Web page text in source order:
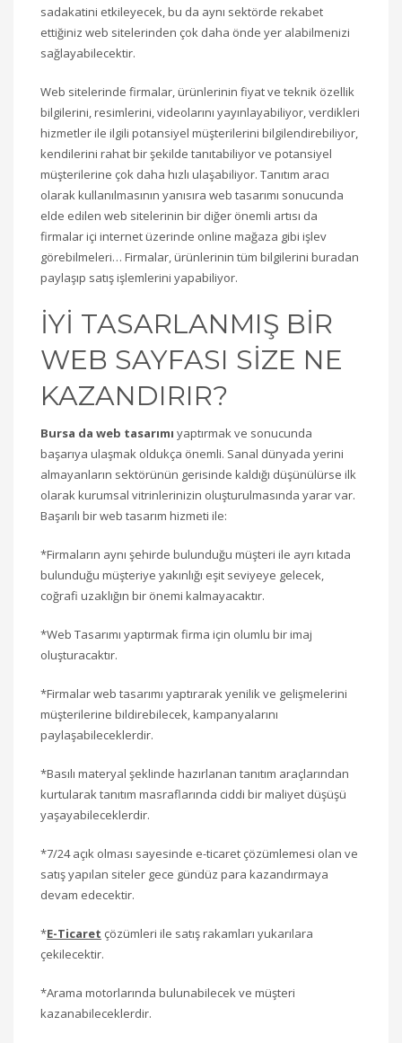
sadakatini etkileyecek, bu da aynı sektörde rekabet
ettiğiniz web sitelerinden çok daha önde yer alabilmenizi
sağlayabilecektir.
Web sitelerinde firmalar, ürünlerinin fiyat ve teknik özellik
bilgilerini, resimlerini, videolarını yayınlayabiliyor, verdikleri
hizmetler ile ilgili potansiyel müşterilerini bilgilendirebiliyor,
kendilerini rahat bir şekilde tanıtabiliyor ve potansiyel
müşterilerine çok daha hızlı ulaşabiliyor. Tanıtım aracı
olarak kullanılmasının yanısıra web tasarımı sonucunda
elde edilen web sitelerinin bir diğer önemli artısı da
firmalar içi internet üzerinde online mağaza gibi işlev
görebilmeleri… Firmalar, ürünlerinin tüm bilgilerini buradan
paylaşıp satış işlemlerini yapabiliyor.
İYİ TASARLANMIŞ BİR
WEB SAYFASI SİZE NE
KAZANDIRIR?
Bursa da web tasarımı yaptırmak ve sonucunda
başarıya ulaşmak oldukça önemli. Sanal dünyada yerini
almayanların sektörünün gerisinde kaldığı düşünülürse ilk
olarak kurumsal vitrinlerinizin oluşturulmasında yarar var.
Başarılı bir web tasarım hizmeti ile:
*Firmaların aynı şehirde bulunduğu müşteri ile ayrı kıtada
bulunduğu müşteriye yakınlığı eşit seviyeye gelecek,
coğrafi uzaklığın bir önemi kalmayacaktır.
*Web Tasarımı yaptırmak firma için olumlu bir imaj
oluşturacaktır.
*Firmalar web tasarımı yaptırarak yenilik ve gelişmelerini
müşterilerine bildirebilecek, kampanyalarını
paylaşabileceklerdir.
*Basılı materyal şeklinde hazırlanan tanıtım araçlarından
kurtularak tanıtım masraflarında ciddi bir maliyet düşüşü
yaşayabileceklerdir.
*7/24 açık olması sayesinde e-ticaret çözümlemesi olan ve
satış yapılan siteler gece gündüz para kazandırmaya
devam edecektir.
*E-Ticaret çözümleri ile satış rakamları yukarılara
çekilecektir.
*Arama motorlarında bulunabilecek ve müşteri
kazanabileceklerdir.